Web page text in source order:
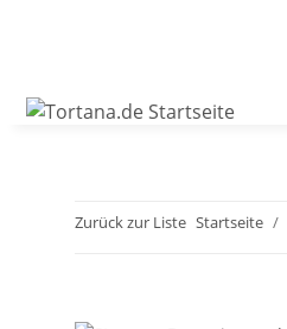
Zurück zur Liste Startseite